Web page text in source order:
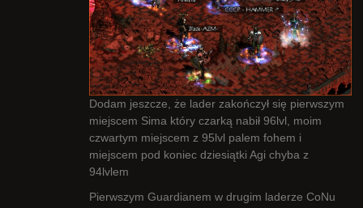
Dodam jeszcze, że lader zakończył się pierwszym
miejscem Sima który czarką nabił 96lvl, moim
czwartym miejscem z 95lvl palem fohem i
miejscem pod koniec dziesiątki Agi chyba z
94lvlem
Pierwszym Guardianem w drugim laderze CoNu